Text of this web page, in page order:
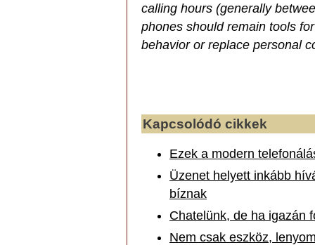
calling hours (generally
phones should remain tools
behavior or replace personal
Kapcsolódó cikkek
Ezek a modern
Üzenet helyett inkább
bíznak
Chatelünk, de ha igazán
Nem csak eszköz,